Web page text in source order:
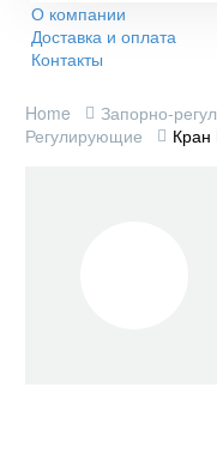
О компании
Доставка и оплата
Контакты
Home Запорно-
Регулирующие